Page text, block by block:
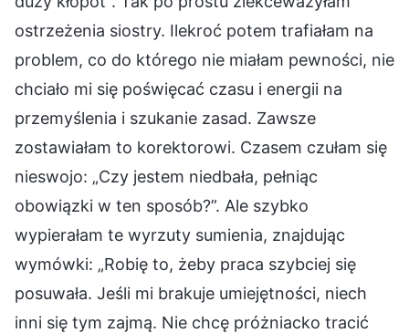
ostrzeżenia siostry. Ilekroć potem trafiałam na
problem, co do którego nie miałam pewności, nie
chciało mi się poświęcać czasu i energii na
przemyślenia i szukanie zasad. Zawsze
zostawiałam to korektorowi. Czasem czułam się
nieswojo: „Czy jestem niedbała, pełniąc
obowiązki w ten sposób?”. Ale szybko
wypierałam te wyrzuty sumienia, znajdując
wymówki: „Robię to, żeby praca szybciej się
posuwała. Jeśli mi brakuje umiejętności, niech
inni się tym zajmą. Nie chcę próżniacko tracić